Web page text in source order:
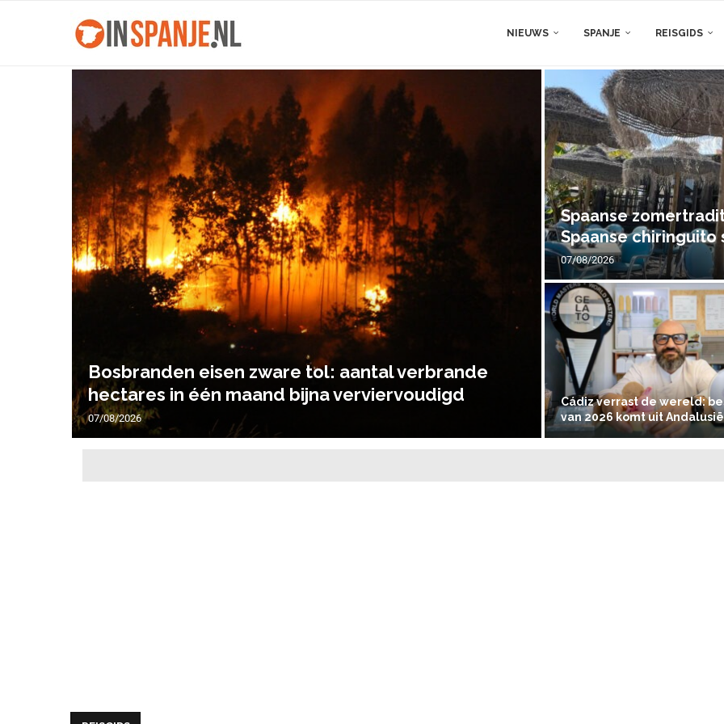
NIEUWS SPANJE REISGIDS
Bosbranden eisen zware tol: aantal verbrande
hectares in één maand bijna verviervoudigd
07/08/2026
Spaanse
Spaanse
07/08/2026
Cádiz verrast de wereld:
van 2026 komt uit Andalusië